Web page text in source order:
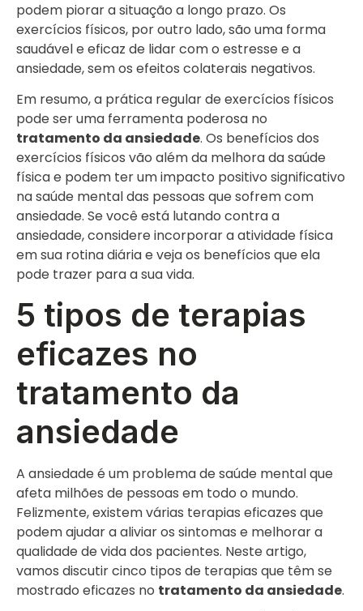
podem piorar a situação a longo prazo. Os
exercícios físicos, por outro lado, são uma forma
saudável e eficaz de lidar com o estresse e a
ansiedade, sem os efeitos colaterais negativos.
Em resumo, a prática regular de exercícios físicos
pode ser uma ferramenta poderosa no
tratamento da ansiedade. Os benefícios dos
exercícios físicos vão além da melhora da saúde
física e podem ter um impacto positivo significativo
na saúde mental das pessoas que sofrem com
ansiedade. Se você está lutando contra a
ansiedade, considere incorporar a atividade física
em sua rotina diária e veja os benefícios que ela
pode trazer para a sua vida.
5 tipos de terapias
eficazes no
tratamento da
ansiedade
A ansiedade é um problema de saúde mental que
afeta milhões de pessoas em todo o mundo.
Felizmente, existem várias terapias eficazes que
podem ajudar a aliviar os sintomas e melhorar a
qualidade de vida dos pacientes. Neste artigo,
vamos discutir cinco tipos de terapias que têm se
mostrado eficazes no tratamento da ansiedade.